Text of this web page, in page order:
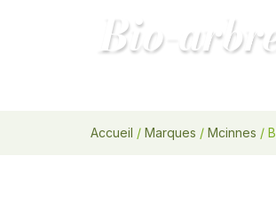
Bio-
Accueil / Marques / Mcinnes /